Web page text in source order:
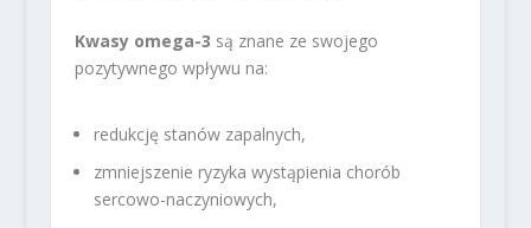
Kwasy omega-3 są znane ze swojego
pozytywnego wpływu na:
redukcję stanów zapalnych,
zmniejszenie ryzyka wystąpienia chorób
sercowo-naczyniowych,